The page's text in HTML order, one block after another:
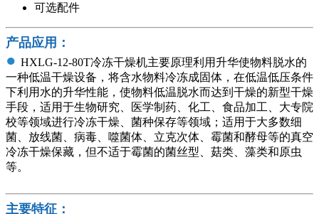
可选配件
产品应用：
● HXLG-12-80T冷冻干燥机主要原理利 用升华使物料脱水的
一种低温干燥设备，将含水物料冷冻成固体，在低温低压条件
下利用水的升华性能，使物料低温脱水而达到干燥的新型干燥
手段，适用于生物研究、医学制药、化工、食品加工、大专院
校等领域进行冷冻干燥、菌种保存等领域；适用于大多数细
菌、放线菌、病毒、噬菌体、立克次体、霉菌和酵母等的真空
冷冻干燥保藏，但不适于霉菌的菌丝型、菇类、藻类和原虫
等。
主要特征：